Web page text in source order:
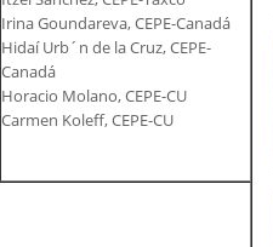
Irina Goundareva, CEPE-Canadá
Hidaí Urb´n de la Cruz, CEPE-
Canadá
Horacio Molano, CEPE-CU
Carmen Koleff, CEPE-CU